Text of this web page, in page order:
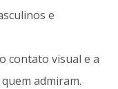
e
contato visual e a
admiram.